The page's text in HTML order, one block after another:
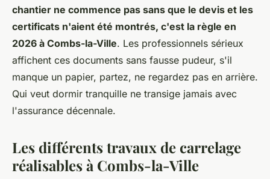
chantier ne commence pas sans que le devis et les
certificats n'aient été montrés, c'est la règle en
2026 à Combs-la-Ville. Les professionnels sérieux
affichent ces documents sans fausse pudeur, s'il
manque un papier, partez, ne regardez pas en arrière.
Qui veut dormir tranquille ne transige jamais avec
l'assurance décennale.
Les différents travaux de carrelage
réalisables à Combs-la-Ville